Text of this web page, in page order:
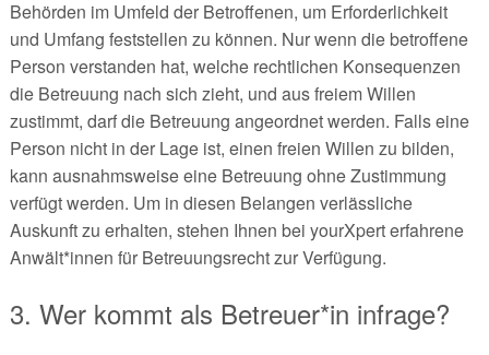
Behörden im Umfeld der Betroffenen, um Erforderlichkeit
und Umfang feststellen zu können. Nur wenn die betroffene
Person verstanden hat, welche rechtlichen Konsequenzen
die Betreuung nach sich zieht, und aus freiem Willen
zustimmt, darf die Betreuung angeordnet werden. Falls eine
Person nicht in der Lage ist, einen freien Willen zu bilden,
kann ausnahmsweise eine Betreuung ohne Zustimmung
verfügt werden. Um in diesen Belangen verlässliche
Auskunft zu erhalten, stehen Ihnen bei yourXpert erfahrene
Anwält*innen für Betreuungsrecht zur Verfügung.
3. Wer kommt als Betreuer*in infrage?